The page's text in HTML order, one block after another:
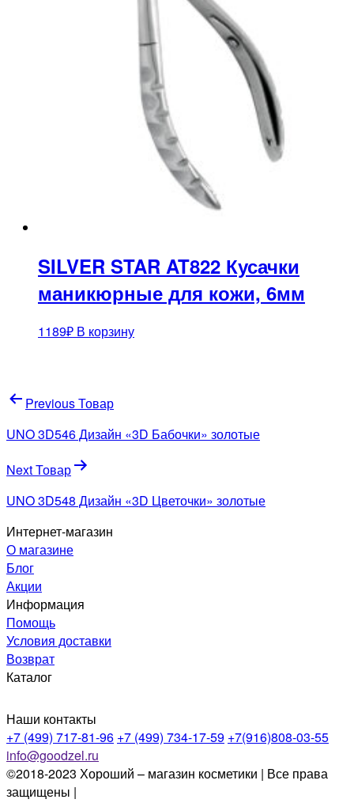
SILVER STAR AT822 Кусачки
маникюрные для кожи, 6мм
1189₽ В корзину
Навигация
по
записям
Previous Товар
UNO 3D546 Дизайн «3D Бабочки» золотые
Next Товар
UNO 3D548 Дизайн «3D Цветочки» золотые
Интернет-магазин
О магазине
Блог
Акции
Информация
Помощь
Условия доставки
Возврат
Каталог
Наши контакты
+7 (499) 717-81-96 +7 (499) 734-17-59 +7(916)808-03-55
info@goodzel.ru
©2018-2023 Хороший – магазин косметики | Все права
защищены |